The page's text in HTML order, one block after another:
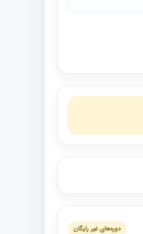
دوره‌های غیر رایگان